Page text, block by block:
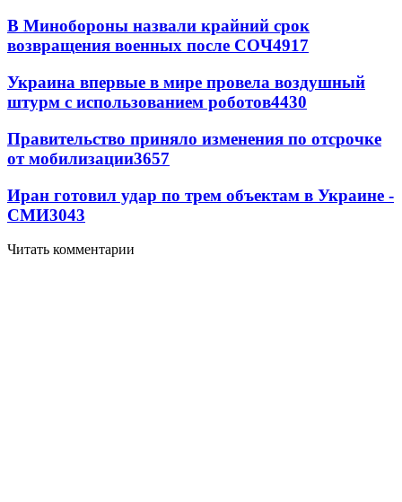
В Минобороны назвали крайний срок
возвращения военных после СОЧ4917
Украина впервые в мире провела воздушный
штурм с использованием роботов4430
Правительство приняло изменения по отсрочке
от мобилизации3657
Иран готовил удар по трем объектам в Украине -
СМИ3043
Читать комментарии